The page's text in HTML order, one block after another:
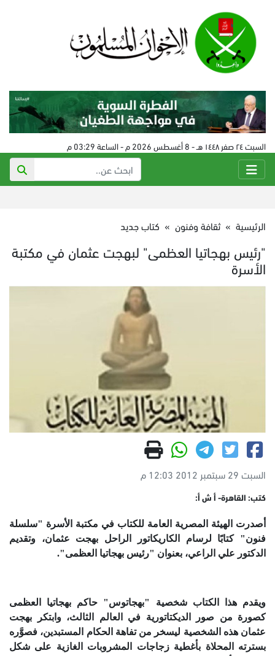
السبت ٢٤ صفر ١٤٤٨ هـ - 8 أغسطس 2026 م - الساعة 03:29 م
الرئيسية » ثقافة وفنون » كتاب جديد
"رئيس بهجاتيا العظمى" لبهجت عثمان في مكتبة
الأسرة
السبت 29 سبتمبر 2012 12:03 م
كتب: القاهرة- أ ش أ:
أصدرت الهيئة المصرية العامة للكتاب في مكتبة الأسرة "سلسلة
فنون" كتابًا لرسام الكاريكاتور الراحل بهجت عثمان، وتقديم
الدكتور علي الراعي، بعنوان "رئيس بهجاتيا العظمى".
ويقدم هذا الكتاب شخصية "بهجاتوس" حاكم بهجاتيا العظمى
كصورة من صور الديكتاتورية في العالم الثالث، وابتكر بهجت
عثمان هذه الشخصية ليسخر من تفاهة الحكام المستبدين، فصوَّره
بسترته المحلاة بأغطية زجاجات المشروبات الغازية على شكل